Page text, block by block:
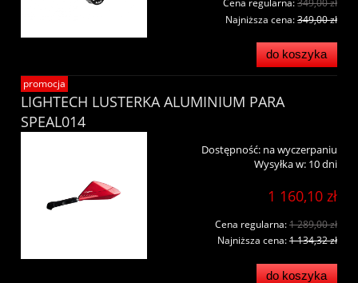
Cena regularna:349,00 zł
Najniższa cena:349,00 zł
do koszyka
LIGHTECH LUSTERKA ALUMINIUM PARA
SPEAL014
Dostępność: na wyczerpaniu
Wysyłka w: 10 dni
1 160,10 zł
Cena regularna:1 289,00 zł
Najniższa cena:1 134,32 zł
do koszyka
promocja